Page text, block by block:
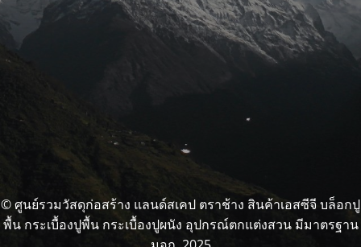
© ศูนย์รวมวัสดุก่อสร้าง แลนด์สเคป ตราช้าง สินค้าเอสซีจี บล็อกปู
พื้น กระเบื้องปูพื้น กระเบื้องปูผนัง อุปกรณ์ตกแต่งสวน มีมาตรฐาน